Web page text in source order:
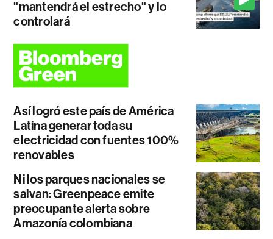
"mantendrá el estrecho" y lo
controlará
Así logró este país de América
Latina generar toda su
electricidad con fuentes 100%
renovables
Ni los parques nacionales se
salvan: Greenpeace emite
preocupante alerta sobre
Amazonía colombiana